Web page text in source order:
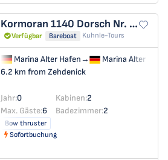
Kormoran 1140 Dorsch Nr. 1118 (KT GmbH)
Verfügbar Bareboat Kuhnle-Tours
Marina Alter Hafen→
Marina Alter
6.2 km from Zehdenick
Jahr:0 Kabinen:2
Max. Gäste:6 Badezimmer:2
Bow thruster
Sofortbuchung